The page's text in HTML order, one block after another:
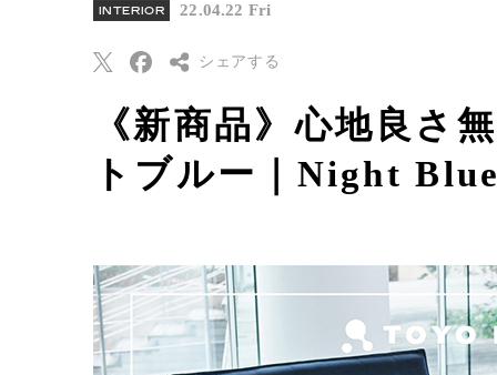
よく検索されるワード
オープンキッチン アイランドキッチン
INTERIOR 22.04.22 Fri
シェアする
Threads
Pinterest
URLをコピー
《新商品》心地良さ
トブルー｜Night